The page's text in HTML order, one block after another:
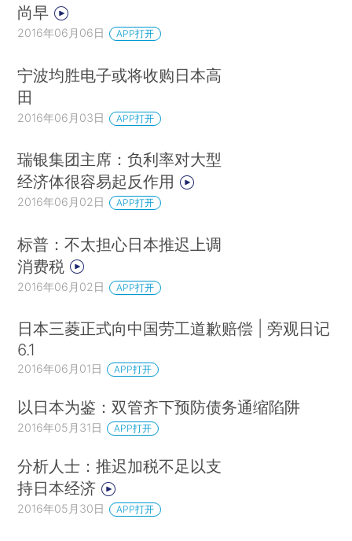
尚早
2016年06月06日 APP打开
宁波均胜电子或将收购日本高
田
2016年06月03日 APP打开
瑞银集团主席：负利率对大型
经济体很容易起反作用
2016年06月02日 APP打开
标普：不太担心日本推迟上调
消费税
2016年06月02日 APP打开
日本三菱正式向中国劳工道歉赔偿 | 旁观日记
6.1
2016年06月01日 APP打开
以日本为鉴：双管齐下预防债务通缩陷阱
2016年05月31日 APP打开
分析人士：推迟加税不足以支
持日本经济
2016年05月30日 APP打开